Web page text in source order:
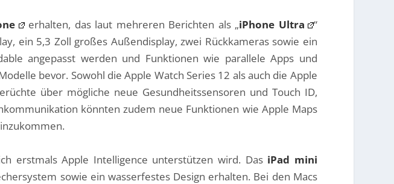
erhalten, das laut mehreren Berichten als „iPhone Ultra
“
ein 5,3 Zoll großes Außendisplay, zwei Rückkameras sowie ein
angepasst werden und Funktionen wie parallele Apps und
bevor. Sowohl die Apple Watch Series 12 als auch die Apple
über mögliche neue Gesundheitssensoren und Touch ID,
könnten zudem neue Funktionen wie Apple Maps
erstmals Apple Intelligence unterstützen wird. Das iPad mini
sowie ein wasserfestes Design erhalten. Bei den Macs